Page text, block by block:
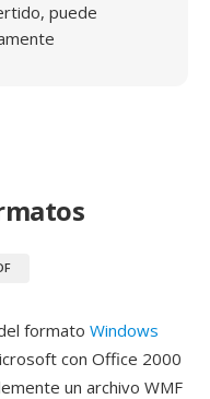
puede
formato Windows
con Office 2000
un archivo WMF